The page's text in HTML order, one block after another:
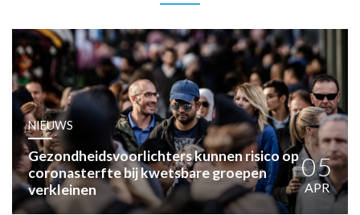
ENQUÊTES
NHG
LHV
OPINIE
HUISARTSENPOST
PRAKTIJKZAKEN
TARIEVEN
VPHUISARTSEN
MEDISCHE VAKHANDEL
NIEUWS
Gezondheidsvoorlichters kunnen risico op
coronasterfte bij kwetsbare groepen
verkleinen
05
APR